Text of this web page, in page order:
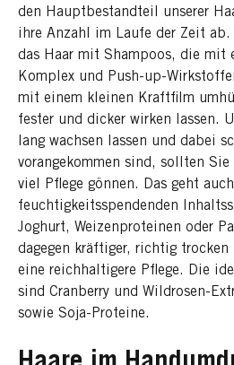
den Hauptbestandteil unserer
ihre Anzahl im Laufe der Zeit
das Haar mit Shampoos, die mit
Komplex und Push-up-
mit einem kleinen Kraftfilm
fester und dicker wirken lassen.
lang wachsen lassen und dabei
vorangekommen sind, sollten
viel Pflege gönnen. Das geht
feuchtigkeitsspendenden
Joghurt, Weizenproteinen oder
dagegen kräftiger, richtig
eine reichhaltigere Pflege. Die
sind Cranberry und Wildrosen-
sowie Soja-Proteine.